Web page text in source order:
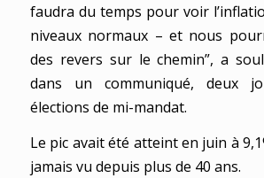
faudra du temps pour voir
niveaux normaux – et nous
des revers sur le chemin”, a
dans un communiqué, deux
élections de mi-mandat.
Le pic avait été atteint en juin à
jamais vu depuis plus de 40 ans.